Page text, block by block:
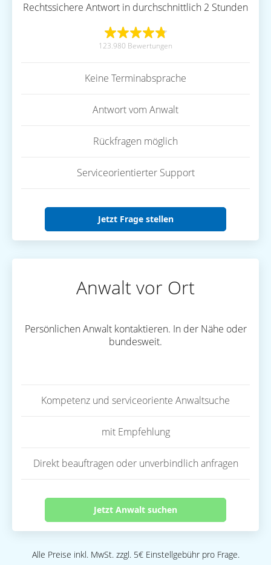
Rechtssichere Antwort in durchschnittlich 2 Stunden
123.980 Bewertungen
Keine Terminabsprache
Antwort vom Anwalt
Rückfragen möglich
Serviceorientierter Support
Jetzt Frage stellen
Anwalt vor Ort
Persönlichen Anwalt kontaktieren. In der Nähe oder
bundesweit.
Kompetenz und serviceoriente Anwaltsuche
mit Empfehlung
Direkt beauftragen oder unverbindlich anfragen
Jetzt Anwalt suchen
Alle Preise inkl. MwSt. zzgl. 5€ Einstellgebühr pro Frage.